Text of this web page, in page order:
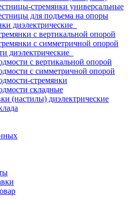
стремянки универсальные
для подъема на опоры
диэлектрические
с вертикальной опорой
с симметричной опорой
диэлектрические
с вертикальной опорой
с симметричной опорой
стремянки
складные
(настилы) диэлектрические